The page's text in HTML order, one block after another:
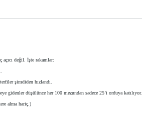
değil. İşte rakamlar:
şimdiden hızlandı.
gidenler düşülünce her 100 mezundan sadece 25’i orduya katılıyor.
alma hariç.)